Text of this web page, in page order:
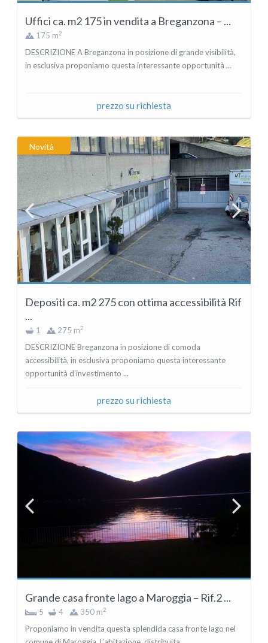
Uffici ca. m2 175 in vendita a Breganzona – ...
175 m2
DESCRIZIONE A Breganzona in posizione di grande visibilità,
in esclusiva proponiamo questa interessante opportunità ...
prezzo su richiesta
Novità
Depositi ca. m2 275 con ottima accessibilità Rif
...
1 275 m2
DESCRIZIONE Breganzona in posizione di comoda
accessibilità, in esclusiva proponiamo questa interessante
opportunità d’investimento ...
prezzo su richiesta
Grande casa fronte lago a Maroggia – Rif.2 ...
5 4 350 m2
Proponiamo in vendita questa splendida casa fronte lago nel